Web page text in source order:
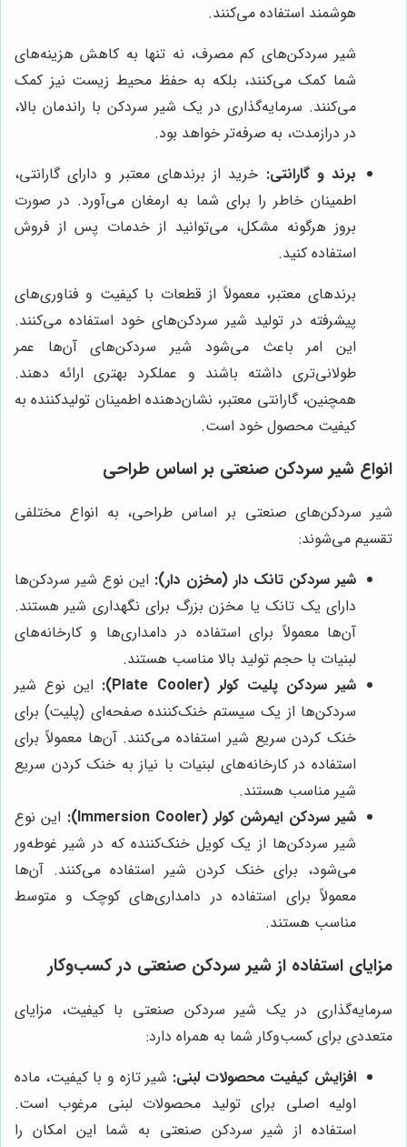
هوشمند استفاده می‌کنند.
شیر سردکن‌های کم مصرف، نه تنها به کاهش هزینه‌های
شما کمک می‌کنند، بلکه به حفظ محیط زیست نیز کمک
می‌کنند. سرمایه‌گذاری در یک شیر سردکن با راندمان بالا،
در درازمدت، به صرفه‌تر خواهد بود.
برند و گارانتی: خرید از برندهای معتبر و دارای گارانتی،
اطمینان خاطر را برای شما به ارمغان می‌آورد. در صورت
بروز هرگونه مشکل، می‌توانید از خدمات پس از فروش
استفاده کنید.
برندهای معتبر، معمولاً از قطعات با کیفیت و فناوری‌های
پیشرفته در تولید شیر سردکن‌های خود استفاده می‌کنند.
این امر باعث می‌شود شیر سردکن‌های آن‌ها عمر
طولانی‌تری داشته باشند و عملکرد بهتری ارائه دهند.
همچنین، گارانتی معتبر، نشان‌دهنده اطمینان تولیدکننده به
کیفیت محصول خود است.
انواع شیر سردکن صنعتی بر اساس طراحی
شیر سردکن‌های صنعتی بر اساس طراحی، به انواع مختلفی
تقسیم می‌شوند:
شیر سردکن تانک دار (مخزن دار): این نوع شیر سردکن‌ها
دارای یک تانک یا مخزن بزرگ برای نگهداری شیر هستند.
آن‌ها معمولاً برای استفاده در دامداری‌ها و کارخانه‌های
لبنیات با حجم تولید بالا مناسب هستند.
شیر سردکن پلیت کولر (Plate Cooler):
این نوع شیر
سردکن‌ها از یک سیستم خنک‌کننده صفحه‌ای (پلیت) برای
خنک کردن سریع شیر استفاده می‌کنند. آن‌ها معمولاً برای
استفاده در کارخانه‌های لبنیات با نیاز به خنک کردن سریع
شیر مناسب هستند.
شیر سردکن ایمرشن کولر (Immersion Cooler):
این نوع
شیر سردکن‌ها از یک کویل خنک‌کننده که در شیر غوطه‌ور
می‌شود، برای خنک کردن شیر استفاده می‌کنند. آن‌ها
معمولاً برای استفاده در دامداری‌های کوچک و متوسط
مناسب هستند.
مزایای استفاده از شیر سردکن صنعتی در کسب‌وکار
سرمایه‌گذاری در یک شیر سردکن صنعتی با کیفیت، مزایای
متعددی برای کسب‌وکار شما به همراه دارد:
افزایش کیفیت محصولات لبنی: شیر تازه و با کیفیت، ماده
اولیه اصلی برای تولید محصولات لبنی مرغوب است.
استفاده از شیر سردکن صنعتی به شما این امکان را